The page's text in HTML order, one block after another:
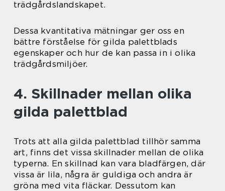
trädgårdslandskapet.
Dessa kvantitativa mätningar ger oss en
bättre förståelse för gilda palettblads
egenskaper och hur de kan passa in i olika
trädgårdsmiljöer.
4. Skillnader mellan olika
gilda palettblad
Trots att alla gilda palettblad tillhör samma
art, finns det vissa skillnader mellan de olika
typerna. En skillnad kan vara bladfärgen, där
vissa är lila, några är guldiga och andra är
gröna med vita fläckar. Dessutom kan